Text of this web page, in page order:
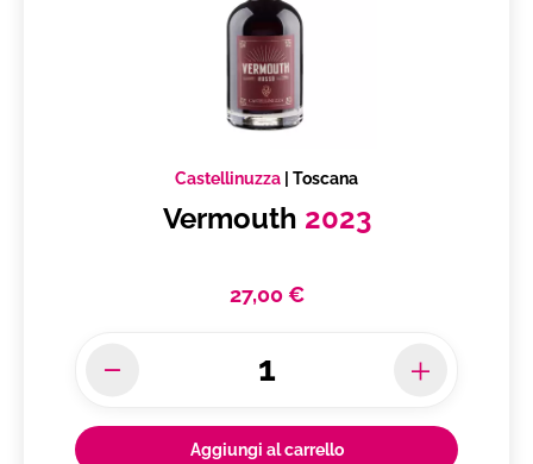
Castellinuzza Toscana
Vermouth 2023
27,00 €
Aggiungi al carrello